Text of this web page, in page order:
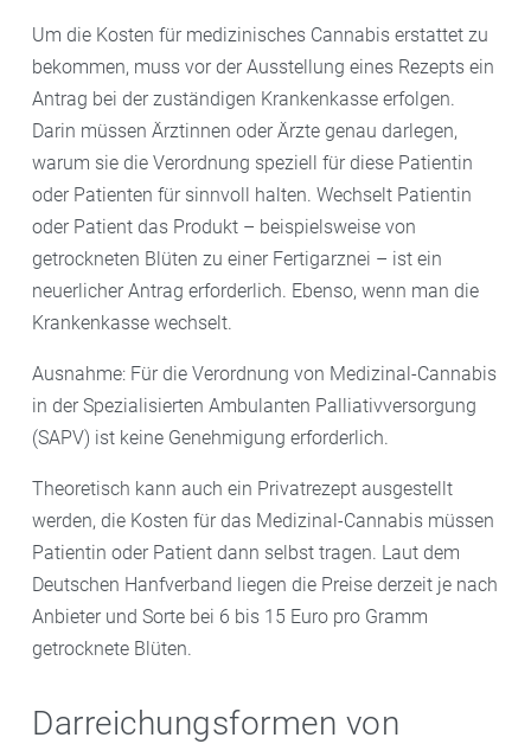
Um die Kosten für medizinisches Cannabis erstattet zu
bekommen, muss vor der Ausstellung eines Rezepts ein
Antrag bei der zuständigen Krankenkasse erfolgen.
Darin müssen Ärztinnen oder Ärzte genau darlegen,
warum sie die Verordnung speziell für diese Patientin
oder Patienten für sinnvoll halten. Wechselt Patientin
oder Patient das Produkt – beispielsweise von
getrockneten Blüten zu einer Fertigarznei – ist ein
neuerlicher Antrag erforderlich. Ebenso, wenn man die
Krankenkasse wechselt.
Ausnahme: Für die Verordnung von Medizinal-Cannabis
in der Spezialisierten Ambulanten Palliativversorgung
(SAPV) ist keine Genehmigung erforderlich.
Theoretisch kann auch ein Privatrezept ausgestellt
werden, die Kosten für das Medizinal-Cannabis müssen
Patientin oder Patient dann selbst tragen. Laut dem
Deutschen Hanfverband liegen die Preise derzeit je nach
Anbieter und Sorte bei 6 bis 15 Euro pro Gramm
getrocknete Blüten.
Darreichungsformen von